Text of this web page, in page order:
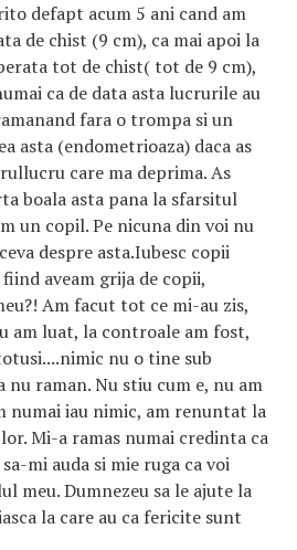
defapt acum 5 ani cand am
de chist (9 cm), ca mai apoi la
tot de chist( tot de 9 cm),
ca de data asta lucrurile au
fara o trompa si un
asta (endometrioaza) daca as
care ma deprima. As
boala asta pana la sfarsitul
un copil. Pe nicuna din voi nu
despre asta.Iubesc copii
aveam grija de copii,
Am facut tot ce mi-au zis,
am luat, la controale am fost,
nu o tine sub
raman. Nu stiu cum e, nu am
numai iau nimic, am renuntat la
Mi-a ramas numai credinta ca
mi auda si mie ruga ca voi
meu. Dumnezeu sa le ajute la
la care au ca fericite sunt